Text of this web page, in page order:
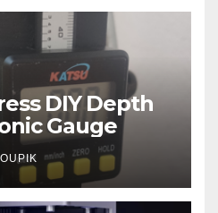
DIY Depth
Gauge